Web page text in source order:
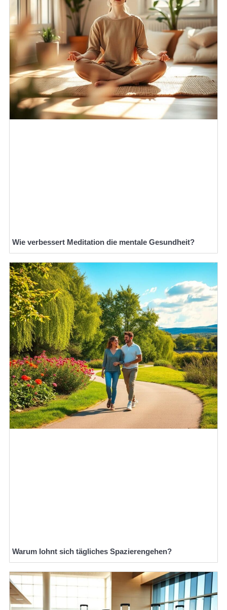
Wie verbessert Meditation die mentale Gesundheit?
Warum lohnt sich tägliches Spazierengehen?